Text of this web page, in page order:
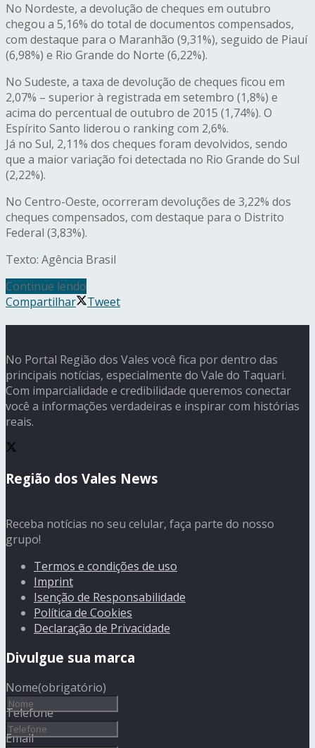
No Nordeste, a devolução de cheques em outubro
chegou a 5,16% do total de documentos compensados,
com destaque para o Maranhão (9,31%), seguido de Piauí
(6,98%) e Rio Grande do Norte (6,22%).
No Sudeste, a taxa de devolução de cheques ficou em
2,07% – superior à registrada em setembro (1,8%) e
acima do percentual de outubro de 2015 (1,74%). O
Espírito Santo liderou o ranking com 2,6%.
Já no Sul, 2,11% dos cheques foram devolvidos, sendo
que a maior variação foi detectada no Rio Grande do Sul
(2,22%).
No Centro-Oeste, ocorreram devoluções de 3,22% dos
cheques compensados, com destaque para o Distrito
Federal (3,83%).
Texto: Agência Brasil
Continue lendo
Compartilhar
Tweet
No Portal Região dos Vales você fica por dentro das
principais notícias, especialmente do Vale do Taquari.
Com imparcialidade e credibilidade queremos conectar
você a informações verdadeiras e inspirar com histórias
reais.
Região dos Vales News
Receba notícias no seu celular, faça parte do nosso
grupo!
Termos e condições de uso
Imprint
Isenção de Responsabilidade
Política de Cookies
Declaração de Privacidade
Divulgue sua marca
Nome(obrigatório)
Telefone
Email